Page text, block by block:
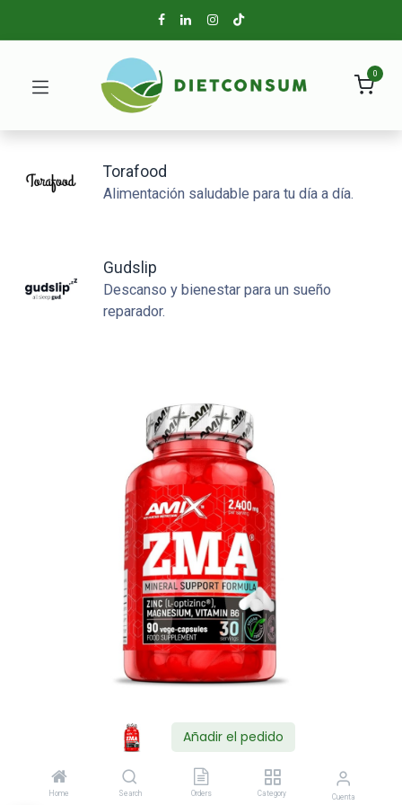
Añadir el pedido
Home Search Orders Category Cuenta
0
Torafood
Alimentación saludable para tu día a día.
Gudslip
Descanso y bienestar para un sueño
reparador.
Shop AMIX ZMA 90CAP